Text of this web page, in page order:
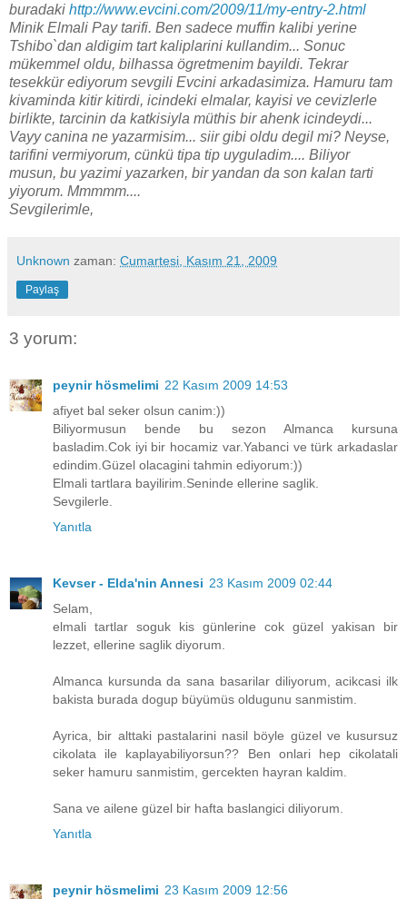
buradaki http://www.evcini.com/2009/11/my-entry-2.html
Minik Elmali Pay tarifi. Ben sadece muffin kalibi yerine
Tshibo`dan aldigim tart kaliplarini kullandim... Sonuc
mükemmel oldu, bilhassa ögretmenim bayildi. Tekrar
tesekkür ediyorum sevgili Evcini arkadasimiza. Hamuru tam
kivaminda kitir kitirdi, icindeki elmalar, kayisi ve cevizlerle
birlikte, tarcinin da katkisiyla müthis bir ahenk icindeydi...
Vayy canina ne yazarmisim... siir gibi oldu degil mi? Neyse,
tarifini vermiyorum, cünkü tipa tip uyguladim.... Biliyor
musun, bu yazimi yazarken, bir yandan da son kalan tarti
yiyorum. Mmmmm....
Sevgilerimle,
Unknown zaman: Cumartesi, Kasım 21, 2009
Paylaş
3 yorum:
peynir hösmelimi 22 Kasım 2009 14:53
afiyet bal seker olsun canim:))
Biliyormusun bende bu sezon Almanca kursuna
basladim.Cok iyi bir hocamiz var.Yabanci ve türk arkadaslar
edindim.Güzel olacagini tahmin ediyorum:))
Elmali tartlara bayilirim.Seninde ellerine saglik.
Sevgilerle.
Yanıtla
Kevser - Elda'nin Annesi 23 Kasım 2009 02:44
Selam,
elmali tartlar soguk kis günlerine cok güzel yakisan bir
lezzet, ellerine saglik diyorum.
Almanca kursunda da sana basarilar diliyorum, acikcasi ilk
bakista burada dogup büyümüs oldugunu sanmistim.
Ayrica, bir alttaki pastalarini nasil böyle güzel ve kusursuz
cikolata ile kaplayabiliyorsun?? Ben onlari hep cikolatali
seker hamuru sanmistim, gercekten hayran kaldim.
Sana ve ailene güzel bir hafta baslangici diliyorum.
Yanıtla
peynir hösmelimi 23 Kasım 2009 12:56